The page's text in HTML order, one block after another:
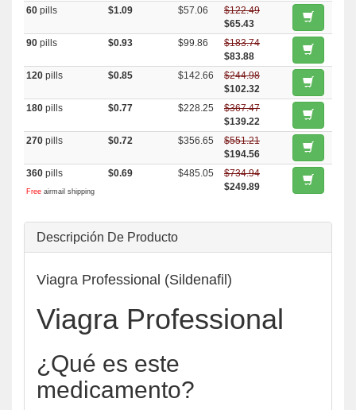
60 pills $1.09 $57.06
$122.49
$65.43
90 pills $0.93 $99.86
$183.74
$83.88
120 pills $0.85 $142.66
$244.98
$102.32
180 pills $0.77 $228.25
$367.47
$139.22
270 pills $0.72 $356.65
$551.21
$194.56
360 pills
Free airmail shipping
$0.69 $485.05
$734.94
$249.89
Descripción De Producto
Viagra Professional (Sildenafil)
Viagra Professional
¿Qué es este
medicamento?